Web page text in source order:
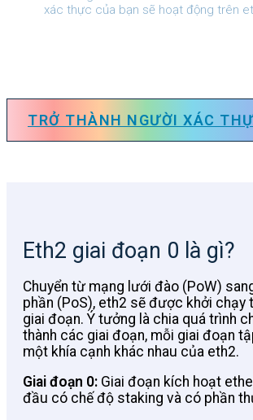
xác thực của bạn sẽ hoạt động trên
TRỞ THÀNH NGƯỜI XÁC
Eth2 giai đoạn 0 là gì?
Chuyển từ mạng lưới đào (PoW)
phần (PoS), eth2 sẽ được khởi chạy
giai đoạn. Ý tưởng là chia quá trình
thành các giai đoạn, mỗi giai đoạn
một khía cạnh khác nhau của eth2.
Giai đoạn 0: Giai đoạn kích hoạt
đầu có chế độ staking và có phần